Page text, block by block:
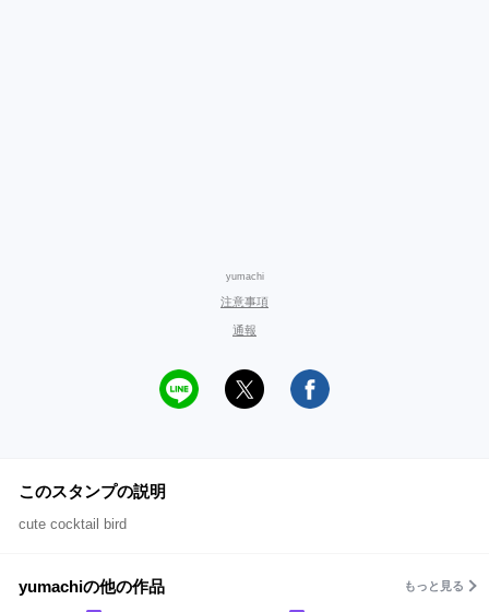
yumachi
注意事項
通報
このスタンプの説明
cute cocktail bird
yumachiの他の作品 もっと見る